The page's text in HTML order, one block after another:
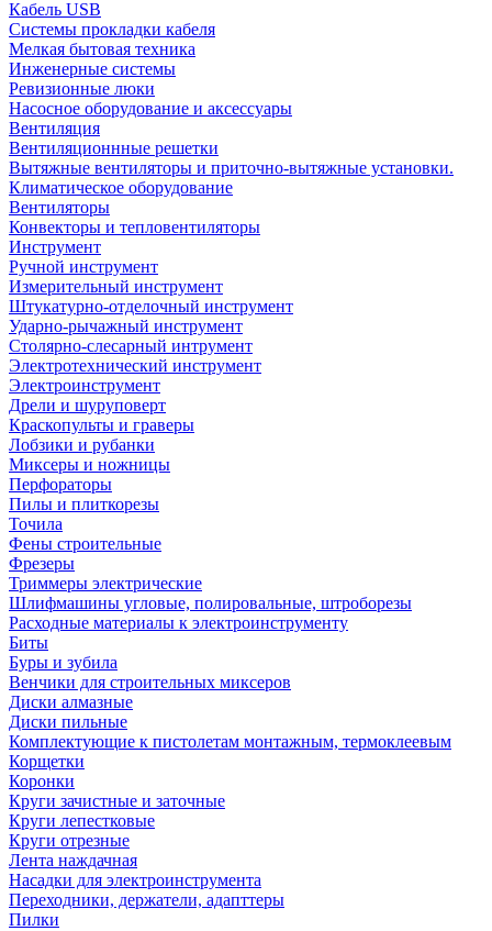
Кабель USB
Системы прокладки кабеля
Мелкая бытовая техника
Инженерные системы
Ревизионные люки
Насосное оборудование и аксессуары
Вентиляция
Вентиляционнные решетки
Вытяжные вентиляторы и приточно-вытяжные установки.
Климатическое оборудование
Вентиляторы
Конвекторы и тепловентиляторы
Инструмент
Ручной инструмент
Измерительный инструмент
Штукатурно-отделочный инструмент
Ударно-рычажный инструмент
Столярно-слесарный интрумент
Электротехнический инструмент
Электроинструмент
Дрели и шуруповерт
Краскопульты и граверы
Лобзики и рубанки
Миксеры и ножницы
Перфораторы
Пилы и плиткорезы
Точила
Фены строительные
Фрезеры
Триммеры электрические
Шлифмашины угловые, полировальные, штроборезы
Расходные материалы к электроинструменту
Биты
Буры и зубила
Венчики для строительных миксеров
Диски алмазные
Диски пильные
Комплектующие к пистолетам монтажным, термоклеевым
Корщетки
Коронки
Круги зачистные и заточные
Круги лепестковые
Круги отрезные
Лента наждачная
Насадки для электроинструмента
Переходники, держатели, адапттеры
Пилки